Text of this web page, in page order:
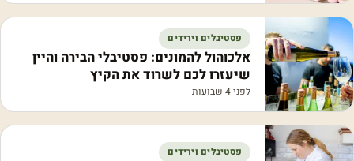
פסטיבלים וירידים
אלכוהול להמונים: פסטיבלי הבירה והיין
שיעזרו לכם לשרוד את הקיץ
לפני 4 שבועות
פסטיבלים וירידים